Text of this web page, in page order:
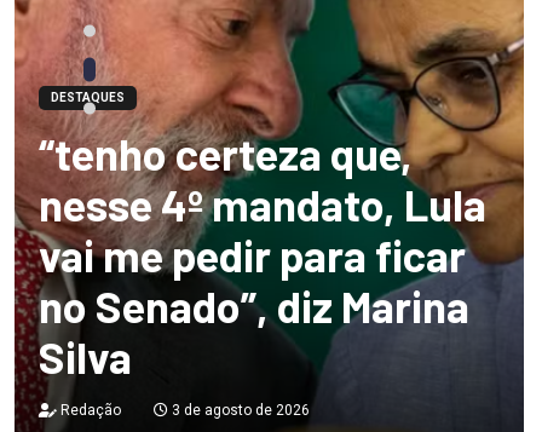
DESTAQUES
“tenho certeza que,
nesse 4º mandato, Lula
vai me pedir para ficar
no Senado”, diz Marina
Silva
Redação 3 de agosto de 2026